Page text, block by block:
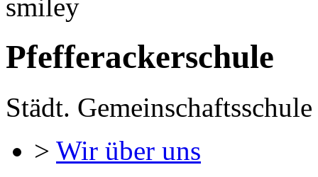
Pfefferackerschule
Städt.
> Wir über uns